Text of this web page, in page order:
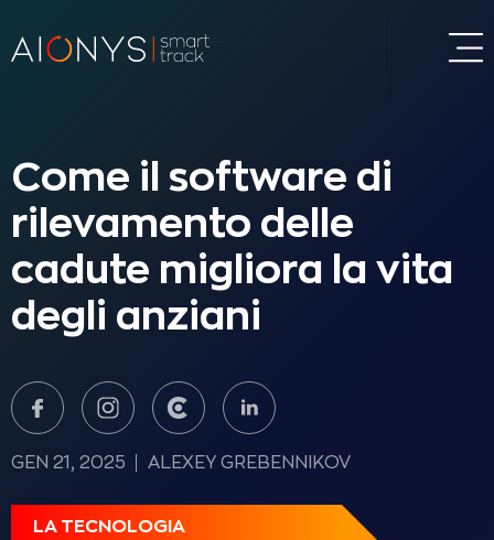
Come il software di
rilevamento delle
cadute migliora la vita
degli anziani
GEN 21, 2025 ALEXEY GREBENNIKOV
LA TECNOLOGIA